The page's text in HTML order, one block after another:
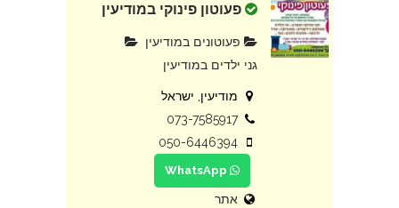
פעוטון פינוקי במודיעין
פעוטונים במודיעין
גני ילדים במודיעין
מודיעין, ישראל
073-7585917
050-6446394
אתר